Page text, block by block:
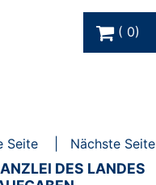
0
Seite Nächste Seite
DES LANDES